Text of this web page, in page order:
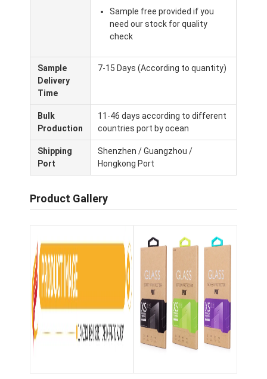
Pacote vermelho personalizadoSample free provided if you
need our stock for quality
check
Sample
Delivery
Time
7-15 Days (According to quantity)
Bulk
Production
11-46 days according to different
countries port by ocean
Shipping
Port
Shenzhen / Guangzhou /
Hongkong Port
Product Gallery